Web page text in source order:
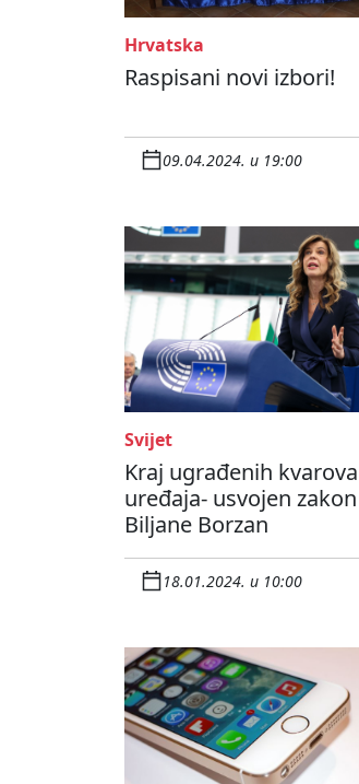
Hrvatska
Raspisani novi izbori!
09.04.2024. u 19:00
Svijet
Kraj ugrađenih kvarova
uređaja- usvojen zakon
Biljane Borzan
18.01.2024. u 10:00